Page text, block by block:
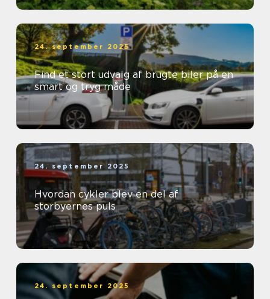
24. september 2025
Find et stort udvalg af brugte biler på en
smart og tryg måde
24. september 2025
Hvordan cykler blev en del af
storbyernes puls
24. september 2025